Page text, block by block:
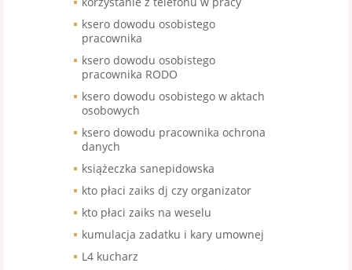
ksero dowodu osobistego
pracownika
ksero dowodu osobistego
pracownika RODO
ksero dowodu osobistego w aktach
osobowych
ksero dowodu pracownika ochrona
danych
książeczka sanepidowska
kto płaci zaiks dj czy organizator
kto płaci zaiks na weselu
kumulacja zadatku i kary umownej
L4 kucharz